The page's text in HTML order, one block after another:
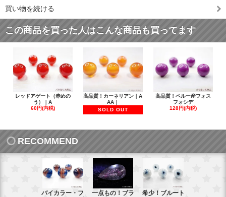
買い物を続ける
この商品を買った人はこんな商品も買ってます
レッドアゲート（赤めの
う）｜A
60円(内税)
高品質！カーネリアン｜A
AA｜
SOLD OUT
高品質！ペルー産フォス
フォシデ
128円(内税)
RECOMMEND
バイカラー・フ
一点もの！ブラ
希少！ブルート